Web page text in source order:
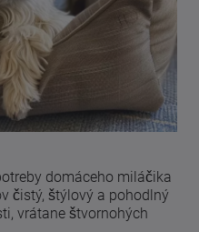
domáceho miláčika
čistý, štýlový a pohodlný
vrátane štvornohých